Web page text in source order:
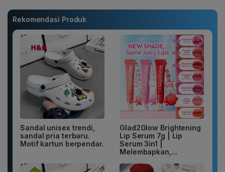
Rekomendasi Produk
Sandal unisex trendi,
sandal pria terbaru.
Motif kartun berpendar.
Glad2Glow Brightening
Lip Serum 7g | Lip
Serum 3in1 |
Melembapkan,...